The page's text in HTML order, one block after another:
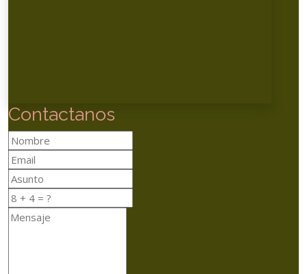
Contactanos